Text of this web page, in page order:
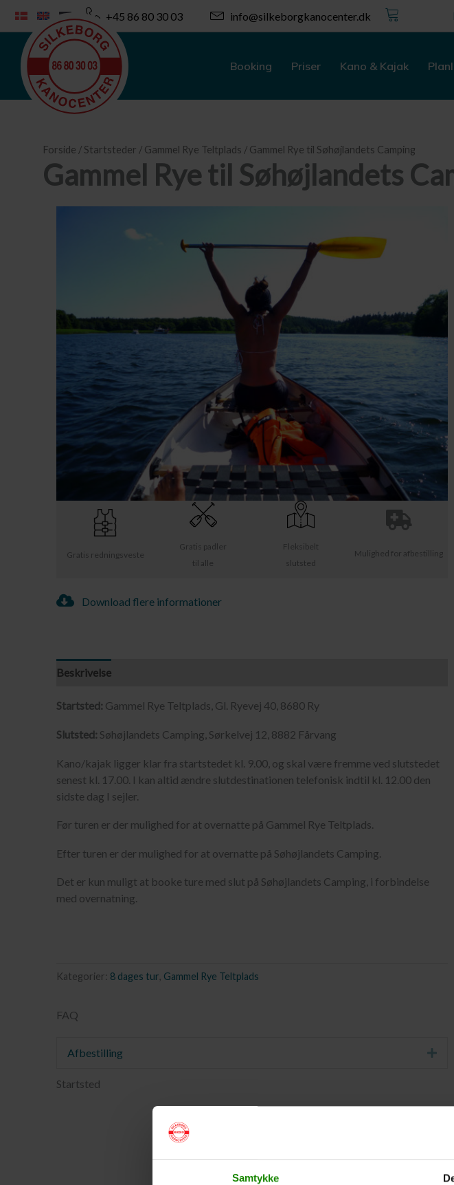
Samtykke
indholdet
+45 86 80 30 03 info@silkeborgkanocenter.dk Kurv
Booking Priser Kano & Kajak
Forside / Startsteder / Gammel Rye Teltplads / Gammel Rye til Søhøjlandets Camping
Gammel Rye til Søhøjlandets
Gratis redningsveste
Gratis padler
til alle
Fleksibelt
slutsted
Mulighed for afbestilling
Download flere informationer
Beskrivelse
Startsted: Gammel Rye Teltplads, Gl. Ryevej 40, 8680 Ry
Slutsted: Søhøjlandets Camping, Sørkelvej 12, 8882 Fårvang
Kano/kajak ligger klar fra startstedet kl. 9.00, og skal være fremme ved slutstedet
senest kl. 17.00. I kan altid ændre slutdestinationen telefonisk indtil kl. 12.00 den
sidste dag I sejler.
Før turen er der mulighed for at overnatte på Gammel Rye Teltplads.
Efter turen er der mulighed for at overnatte på Søhøjlandets Camping.
Det er kun muligt at booke ture med slut på Søhøjlandets Camping, i forbindelse
med overnatning.
Kategorier: 8 dages tur Gammel Rye Teltplads
FAQ
Afbestilling
Startsted